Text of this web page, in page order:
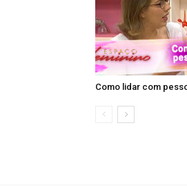
Como lidar com